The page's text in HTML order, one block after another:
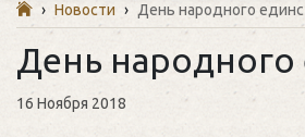
› Новости › День народного
День народного
16 Ноября 2018